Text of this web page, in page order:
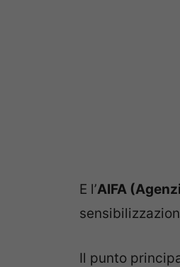
E l’AIFA
Il punto